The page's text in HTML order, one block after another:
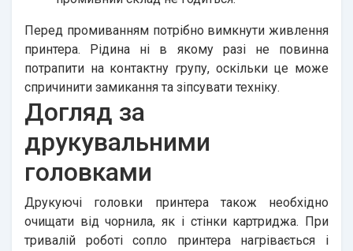
Перед промиванням потрібно вимкнути живлення
принтера. Рідина ні в якому разі не повинна
потрапити на контактну групу, оскільки це може
спричинити замикання та зіпсувати техніку.
Догляд за
друкувальними
головками
Друкуючі головки принтера також необхідно
очищати від чорнила, як і стінки картриджа. При
тривалій роботі сопло принтера нагрівається і